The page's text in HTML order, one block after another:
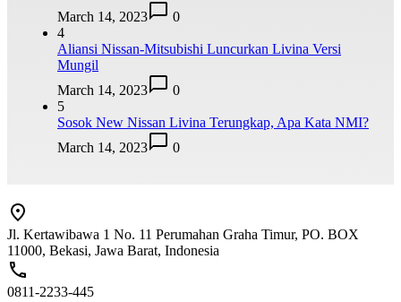
March 14, 2023
0
4
Aliansi Nissan-Mitsubishi Luncurkan Livina Versi
Mungil
March 14, 2023
0
5
Sosok New Nissan Livina Terungkap, Apa Kata NMI?
March 14, 2023
0
Jl. Kertawibawa 1 No. 11 Perumahan Graha Timur, PO. BOX
11000, Bekasi, Jawa Barat, Indonesia
0811-2233-445